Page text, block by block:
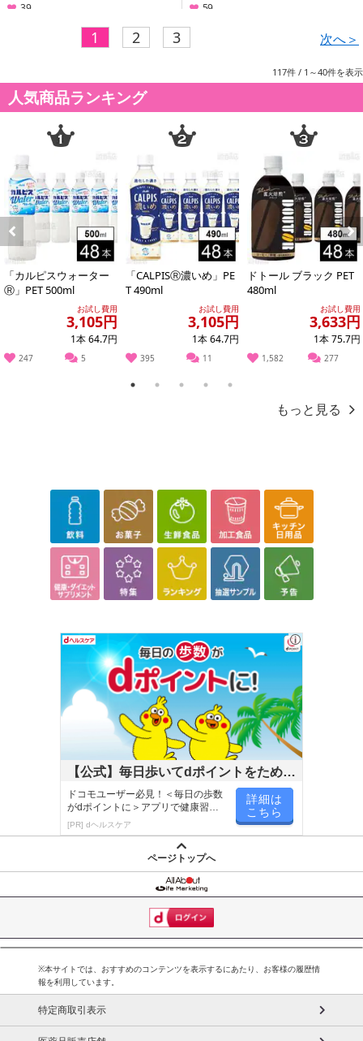
39 59
1 2 3 次へ＞
117件 / 1～40件を表示
人気商品ランキング
Previous
「カルピスウォーター
Ⓡ」PET 500ml
お試し費用
3,105円
1本 64.7円
247 5
「CALPISⓇ濃いめ」PE
T 490ml
お試し費用
3,105円
1本 64.7円
395 11
ドトール ブラック PET
480ml
お試し費用
3,633円
1本 75.7円
1,582 277
Next
1 2 3 4 5
もっと見る
【公式】毎日歩いてdポイントをためよ
う！
ドコモユーザー必見！＜毎日の歩数
がdポイントに＞アプリで健康習慣
が楽しく続く
[PR] dヘルスケア
詳細は
こちら
ページトップへ
※本サイトでは、おすすめのコンテンツを表示するにあたり、お客様の履歴情
報を利用しています。
特定商取引表示